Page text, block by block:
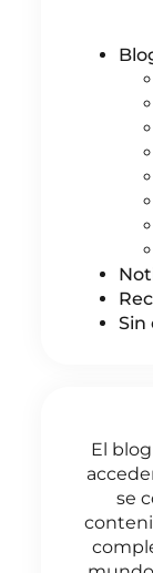
Sin
El
se